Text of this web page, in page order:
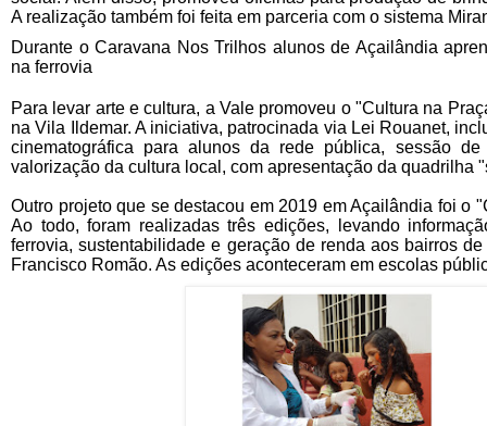
A realização também foi feita em parceria com o sistema
Durante o Caravana Nos Trilhos alunos de Açailândia
na ferrovia
Para levar arte e cultura, a Vale promoveu o "Cultura na
na Vila Ildemar. A iniciativa, patrocinada via Lei Rouanet,
cinematográfica para alunos da rede pública, sessão
valorização da cultura local, com apresentação da quadrilha
Outro projeto que se destacou em 2019 em Açailândia foi o
Ao todo, foram realizadas três edições, levando
ferrovia, sustentabilidade e geração de renda aos bairros
Francisco Romão. As edições aconteceram em escolas